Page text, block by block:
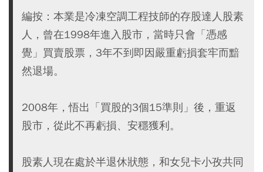
編按：本業是冷凍空調工程技師的存股達人股素
人，曾在1998年進入股市，當時只會「憑感
覺」買賣股票，3年不到即因嚴重虧損套牢而黯
然退場。
2008年，悟出「買股的3個15準則」後，重返
股市，從此不再虧損、安穩獲利。
股素人現在處於半退休狀態，和女兒卡小孜共同